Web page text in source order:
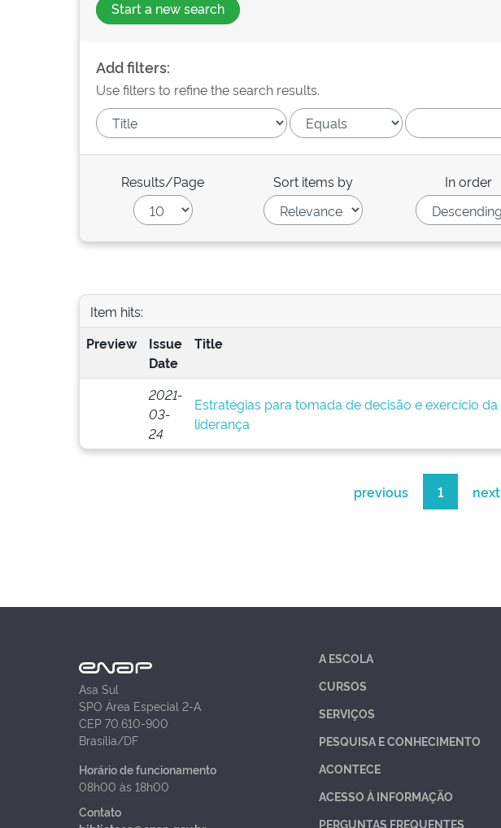
Start a new search
Add filters:
Use filters to refine the search results.
Results/Page Sort items by In order
Item hits:
Preview
Issue
Date
Title
2021-
03-
24
Estratégias para tomada de decisão e exercício da
liderança
previous 1 next
Asa Sul
SPO Área Especial 2-A
CEP 70.610-900
Brasília/DF
Horário de funcionamento
08h00 às 18h00
Contato
A ESCOLA
CURSOS
SERVIÇOS
PESQUISA E CONHECIMENTO
ACONTECE
ACESSO À INFORMAÇÃO
PERGUNTAS FREQUENTES